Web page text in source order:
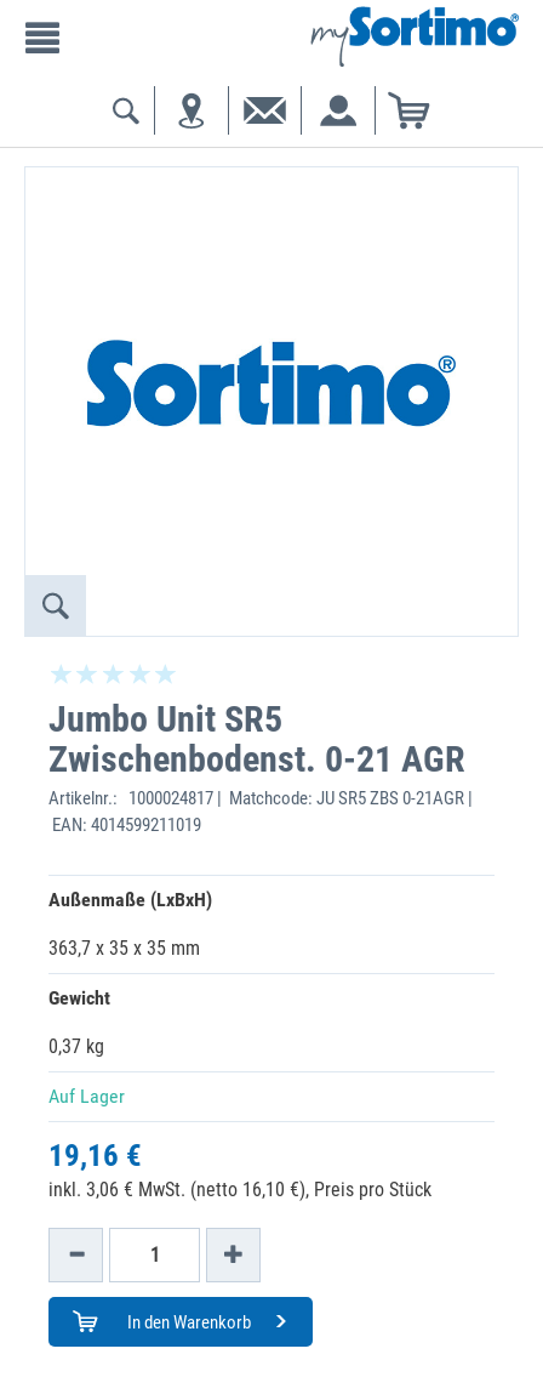
Jumbo Unit SR5
Zwischenbodenst. 0-21 AGR
Artikelnr.:
1000024817 | Matchcode: JU SR5 ZBS 0-21AGR |
EAN: 4014599211019
Außenmaße (LxBxH)
363,7 x 35 x 35 mm
Gewicht
0,37 kg
Auf Lager
19,16 €
inkl. 3,06 € MwSt. (netto 16,10 €), Preis pro Stück
In den Warenkorb